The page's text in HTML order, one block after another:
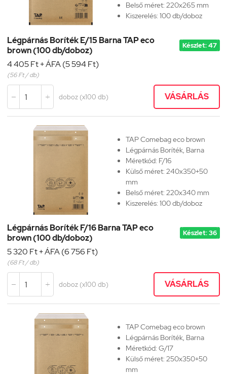
Belső méret: 220x265 mm
Kiszerelés: 100 db/doboz
Légpárnás Boríték E/15 Barna TAP eco
brown (100 db/doboz)
Készlet: 47
4 405 Ft + ÁFA (5 594 Ft)
(56 Ft / db)
  doboz (x100 db) VÁSÁRLÁS
TAP Comebag eco brown
Légpárnás Boríték, Barna
Méretkód: F/16
Külső méret: 240x350+50
mm
Belső méret: 220x340 mm
Kiszerelés: 100 db/doboz
Légpárnás Boríték F/16 Barna TAP eco
brown (100 db/doboz)
Készlet: 36
5 320 Ft + ÁFA (6 756 Ft)
(68 Ft / db)
  doboz (x100 db) VÁSÁRLÁS
TAP Comebag eco brown
Légpárnás Boríték, Barna
Méretkód: G/17
Külső méret: 250x350+50
mm